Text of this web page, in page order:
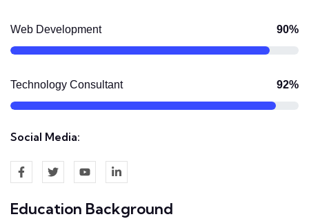
Web Development 90%
Technology Consultant 92%
Social Media:
Education Background